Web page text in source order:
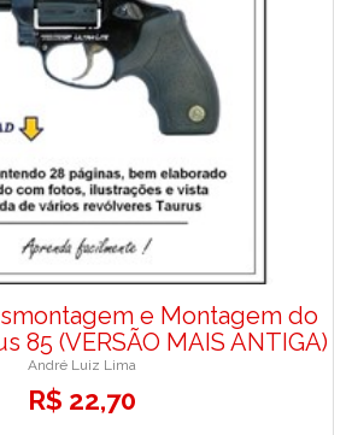
e Montagem do
85 (VERSÃO MAIS ANTIGA)
André Luiz Lima
R$ 22,70